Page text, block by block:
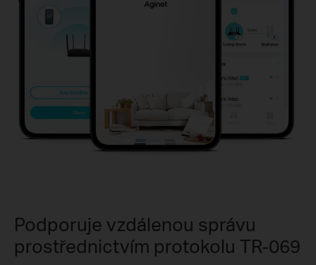
Podporuje vzdálenou správu
prostřednictvím protokolu TR-069